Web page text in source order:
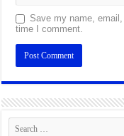
Save my name,
time I comment.
Alternative: